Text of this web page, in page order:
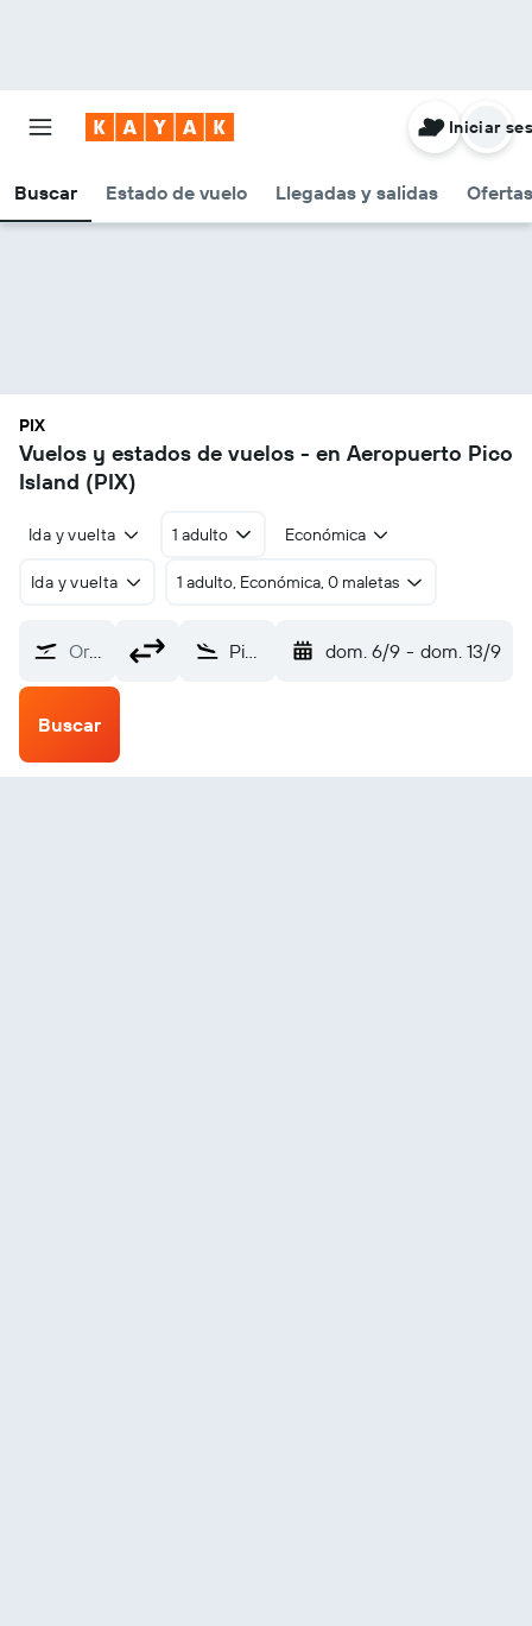
Buscar Estado de vuelo Llegadas y salidas Ofertas
Iniciar
PIX
Vuelos y estados de vuelos - en Aeropuerto Pico
Island (PIX)
Ida y vuelta 1 adulto Económica
Ida y vuelta 1 adulto, Económica, 0 maletas
Origen Pico Island (PIX) dom. 6/9 - dom. 13/9
Buscar